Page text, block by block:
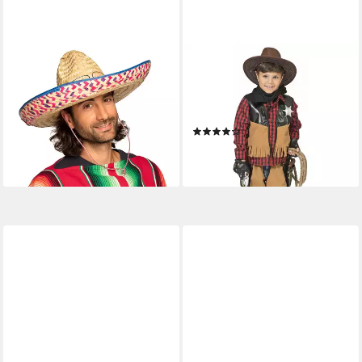
Kostüm Sombrero Salvatore
Mexiko Strohhut Ø 52 cm für
Fiesta, Geflochtener Strohhut
mit buntem Rand
lieferbar - in 2-3 Werktagen bei dir
FUNNY FASHION
Cowboy-Kostüm "Austin" für
Kinder - Wilder Westen
Karnevalskostüm für Jungen
(5)
lieferbar - in 2-3 Werktagen bei dir